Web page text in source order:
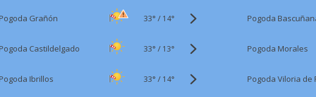
Grañón 33° / 14° Pogoda
Castildelgado 33° / 13° Pogoda Morales
Ibrillos 33° / 14° Pogoda Viloria de